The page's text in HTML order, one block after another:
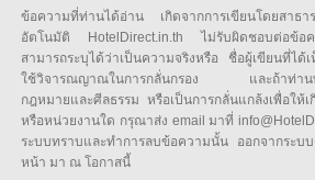
ข้อความที่ท่านได้อ่าน เกิดจากการเขียนโดยสา
อัตโนมัติ HotelDirect.in.th ไม่รับผิดชอบต่อข้อ
สามารถระบุได้ว่าเป็นความจริงหรือ ชื่อผู้เขียนที่ได้
ใช้วิจารณญาณในการกลั่นกรอง และถ้าท่านพ
กฎหมายและศีลธรรม หรือเป็นการกลั่นแกล้งเพื่อให้
หรือหน่วยงานใด กรุณาส่ง email มาที่
ระบบทราบและทำการลบข้อความนั้น ออกจากระบ
หน้า มา ณ โอกาสนี้